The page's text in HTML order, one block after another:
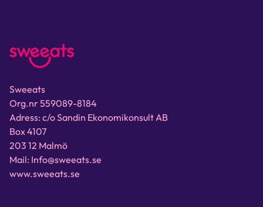
Sweeats
Org.nr 559089-8184
Adress: c/o Sandin Ekonomikonsult AB
Box 4107
203 12 Malmö
Mail: Info@sweeats.se
www.sweeats.se